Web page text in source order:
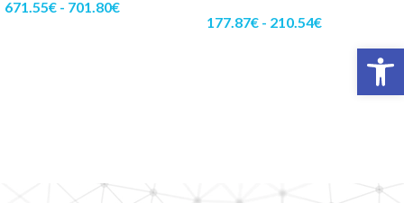
671.55€ - 701.80€
177.87€ - 210.54€
Abrir